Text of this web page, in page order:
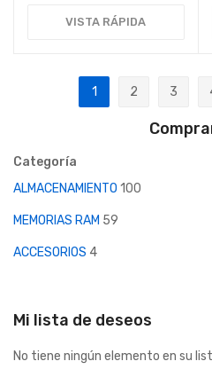
VISTA RÁPIDA
Página
Actualmente estás
1
2
3
Categoría
ALMACENAMIENTO 100
MEMORIAS RAM 59
ACCESORIOS 4
Mi lista de deseos
No tiene ningún elemento en su